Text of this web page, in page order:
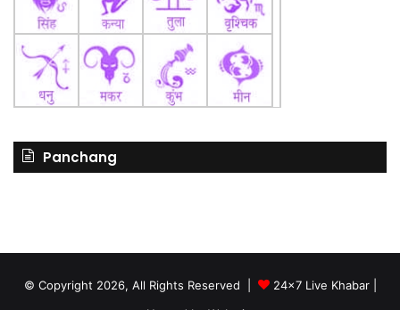
Panchang
© Copyright 2026, All Rights Reserved | 24x7 Live Khabar|